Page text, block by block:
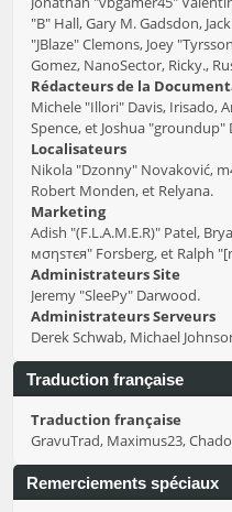
"B" Hall, Gary M. Gadsdon,
"JBlaze" Clemons, Joey
Gomez, NanoSector, Ricky.,
Rédacteurs de la
Michele "Illori" Davis, Irisado,
Spence, et Joshua "groundup"
Localisateurs
Nikola "Dzonny" Novaković,
Robert Monden, et Relyana.
Marketing
Adish "(F.L.A.M.E.R)" Patel,
мσηѕтєя" Forsberg, et Ralph
Administrateurs Site
Jeremy "SleePy" Darwood.
Administrateurs Serveurs
Derek Schwab, Michael
Traduction française
Traduction française
GravuTrad, Maximus23,
Remerciements spéciaux